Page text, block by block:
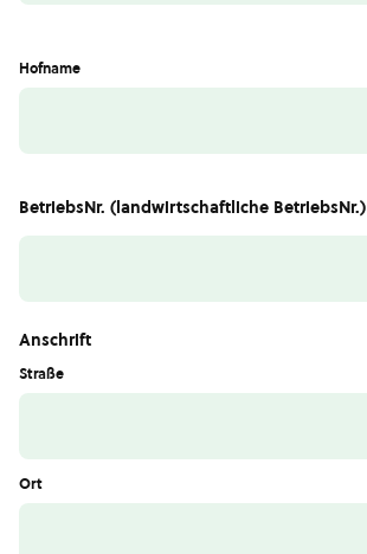
Hofname
BetriebsNr. (landwirtschaftliche BetriebsNr.)
Anschrift
Straße
Ort